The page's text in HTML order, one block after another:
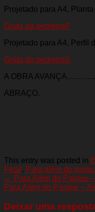
Projetado para A4,
Gruta da pedreiraP
Projetado para A4, Perfil
Gruta da pedreiraS
A OBRA
ABRAÇO.
This entry was posted in
Fetal , Para além do
← Para Além do Parque
Para Além do Parque –
Deixar uma